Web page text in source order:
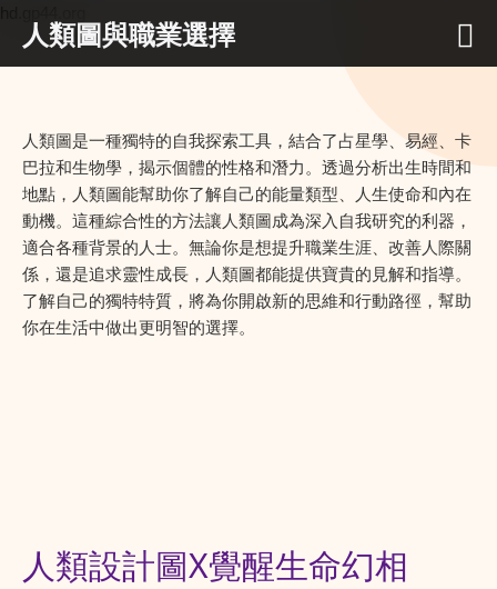
人類圖與職業選擇
人類圖是一種獨特的自我探索工具，結合了占星學、易經、卡
巴拉和生物學，揭示個體的性格和潛力。透過分析出生時間和
地點，人類圖能幫助你了解自己的能量類型、人生使命和內在
動機。這種綜合性的方法讓人類圖成為深入自我研究的利器，
適合各種背景的人士。無論你是想提升職業生涯、改善人際關
係，還是追求靈性成長，人類圖都能提供寶貴的見解和指導。
了解自己的獨特特質，將為你開啟新的思維和行動路徑，幫助
你在生活中做出更明智的選擇。
人類設計圖X覺醒生命幻相